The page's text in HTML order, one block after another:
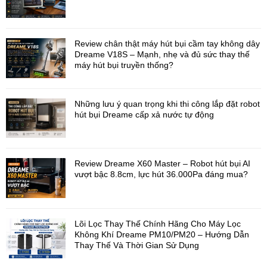
khô bằngkhí ấm 45°C
, robot luôn đảm bảo khăn lau sạch khuẩn,
khô ráo sau mỗi lần hoạt động. Tính năng này cực kỳ hữu ích
trong việc ngăn ngừa mùi hôi, nấm mốc và bảo vệ sức khỏe
người dùng.
Công Nghệ Điều Hướng RetractSense –
Quét Không Gian 360° Chính Xác
Roborock QRevo EdgeT sở hữu công nghệ điều hướng tiên tiến
dựng bản đồ chính xác và lập kế hoạch làm sạch khoa học theo
từng khu vực.
Review chân thật máy hút bụi cầm tay không dây
Dreame V18S – Mạnh, nhẹ và đủ sức thay thế
máy hút bụi truyền thống?
Những lưu ý quan trọng khi thi công lắp đặt robot
hút bụi Dreame cấp xả nước tự động
Review Dreame X60 Master – Robot hút bụi AI
vượt bậc 8.8cm, lực hút 36.000Pa đáng mua?
Lõi Lọc Thay Thế Chính Hãng Cho Máy Lọc
Không Khí Dreame PM10/PM20 – Hướng Dẫn
Thay Thế Và Thời Gian Sử Dụng